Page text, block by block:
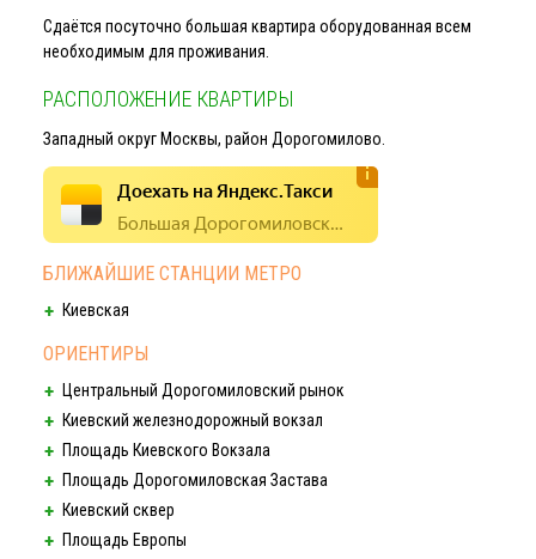
Сдаётся посуточно большая квартира оборудованная всем
необходимым для проживания.
РАСПОЛОЖЕНИЕ КВАРТИРЫ
Западный округ Москвы, район Дорогомилово.
Доехать на Яндекс.Такси
Большая Дорогомиловская, 9
БЛИЖАЙШИЕ СТАНЦИИ МЕТРО
Киевская
ОРИЕНТИРЫ
Центральный Дорогомиловский рынок
Киевский железнодорожный вокзал
Площадь Киевского Вокзала
Площадь Дорогомиловская Застава
Киевский сквер
Площадь Европы